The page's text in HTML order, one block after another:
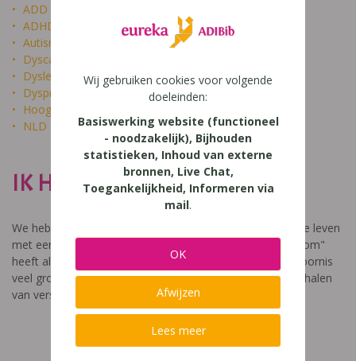
ADD
ADHD
Autisme
Dyscalculie
Dyslexie
Dyspraxie
Hoogbegaafdheid
NLD
IK HEET NIET DOM
We hebben een video gemaakt die toont hoe het is om te leven
met een leerstoornis. De film met als titel: "Ik heet niet dom"
heeft als doel aan te tonen dat de impact van een leerstoornis
veel groter is dan enkel wat je ziet in de klas. Je hoort verhalen
van verschillende leerlingen en ouders.
Wij gebruiken cookies voor volgende
doeleinden:
Basiswerking website (functioneel
- noodzakelijk), Bijhouden
statistieken, Inhoud van externe
bronnen, Live Chat,
Toegankelijkheid, Informeren via
mail.
OK
Afwijzen
Lees meer